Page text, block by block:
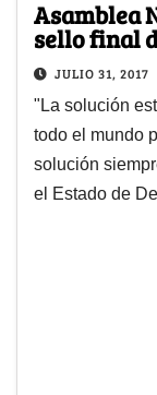
Asamblea
sello final
JULIO 31, 2017
"La solución
todo el mundo
solución
el Estado de